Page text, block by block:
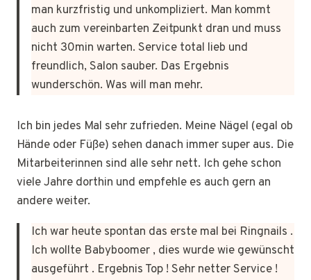
man kurzfristig und unkompliziert. Man kommt
auch zum vereinbarten Zeitpunkt dran und muss
nicht 30min warten. Service total lieb und
freundlich, Salon sauber. Das Ergebnis
wunderschön. Was will man mehr.
Ich bin jedes Mal sehr zufrieden. Meine Nägel (egal ob
Hände oder Füße) sehen danach immer super aus. Die
Mitarbeiterinnen sind alle sehr nett. Ich gehe schon
viele Jahre dorthin und empfehle es auch gern an
andere weiter.
Ich war heute spontan das erste mal bei Ringnails .
Ich wollte Babyboomer , dies wurde wie gewünscht
ausgeführt . Ergebnis Top ! Sehr netter Service !